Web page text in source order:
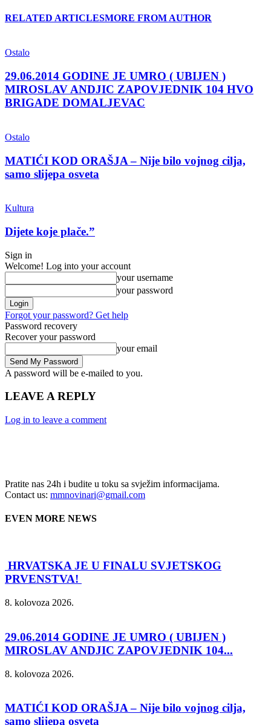
RELATED ARTICLESMORE FROM AUTHOR
Ostalo
29.06.2014 GODINE JE UMRO ( UBIJEN )
MIROSLAV ANDJIC ZAPOVJEDNIK 104 HVO
BRIGADE DOMALJEVAC
Ostalo
MATIĆI KOD ORAŠJA – Nije bilo vojnog cilja,
samo slijepa osveta
Kultura
Dijete koje plače.”
Sign in
Welcome! Log into your account
your username
your password
Forgot your password? Get help
Password recovery
Recover your password
your email
A password will be e-mailed to you.
LEAVE A REPLY
Log in to leave a comment
Pratite nas 24h i budite u toku sa svježim informacijama.
Contact us: mmnovinari@gmail.com
EVEN MORE NEWS
HRVATSKA JE U FINALU SVJETSKOG
PRVENSTVA!
8. kolovoza 2026.
29.06.2014 GODINE JE UMRO ( UBIJEN )
MIROSLAV ANDJIC ZAPOVJEDNIK 104...
8. kolovoza 2026.
MATIĆI KOD ORAŠJA – Nije bilo vojnog cilja,
samo slijepa osveta